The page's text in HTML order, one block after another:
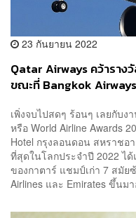
23 กันยายน 2022
Qatar Airways คว้าราง
ขณะที่ Bangkok
เพิ่งจบไปสดๆ ร้อนๆ เลยกับ
หรือ World Airline Awards
Hotel กรุงลอนดอน สหราชอ
ที่สุดในโลกประจำปี 2022 ไ
ของกาตาร์ แชมป์เก่า 7 สมัย
Airlines และ Emirates ขึ้นม